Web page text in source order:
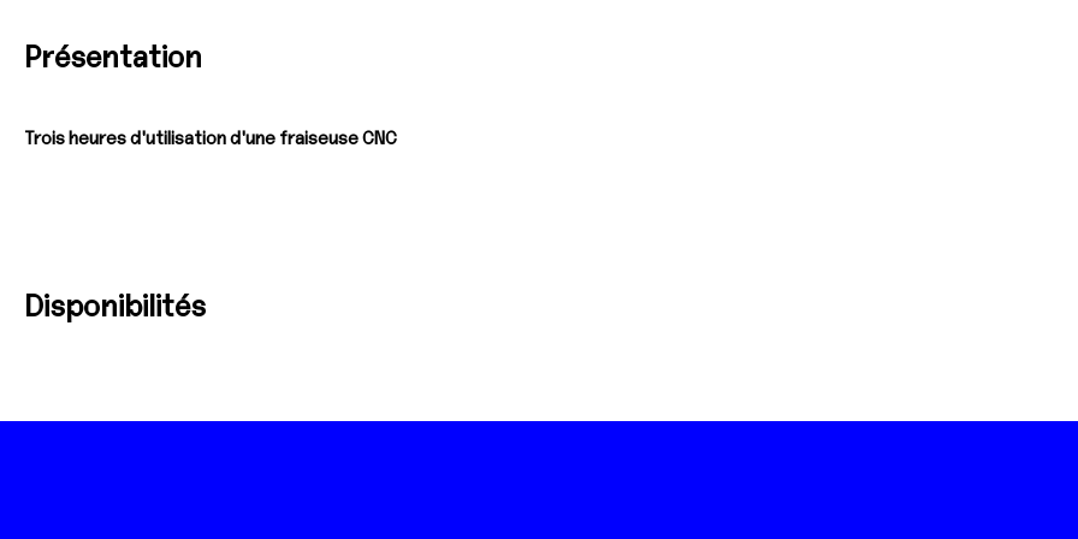
Présentation
Trois heures d'utilisation d'une fraiseuse CNC
Disponibilités